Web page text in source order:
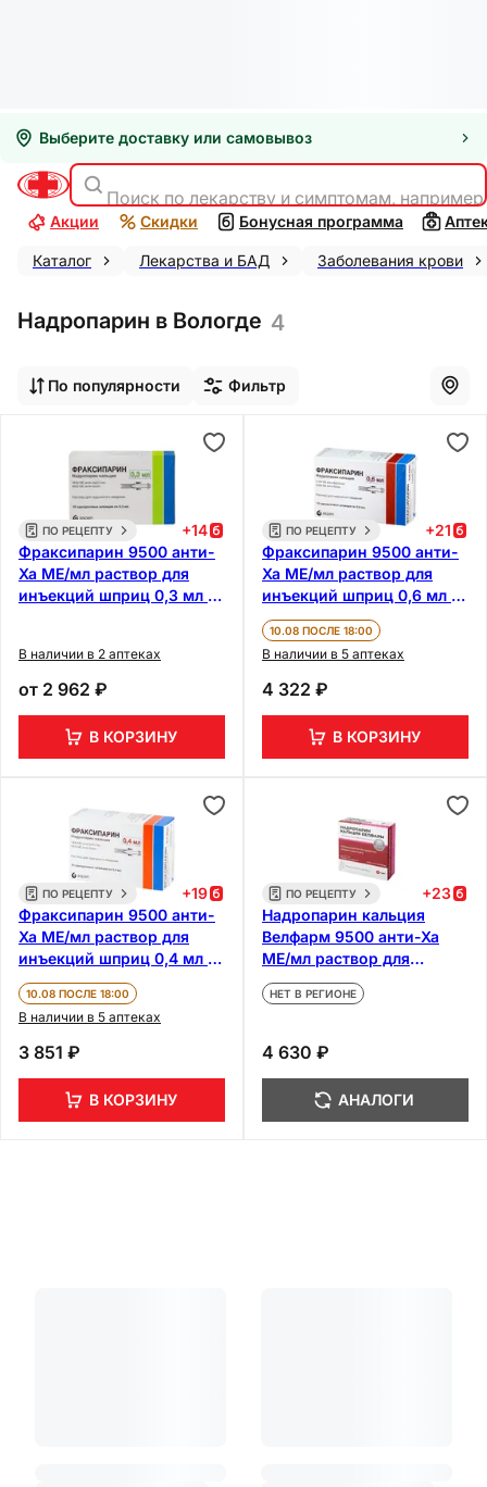
Выберите доставку или самовывоз
Поиск по лекарству и симптомам,
Акции Скидки Бонусная программа
Каталог Лекарства и БАД Заболевания крови
Надропарин в Вологде 4
По популярности Фильтр
ПО РЕЦЕПТУ +14
Фраксипарин 9500 анти-
Ха МЕ/мл раствор для
инъекций шприц 0,3 мл 10
В наличии в 2 аптеках
от 2 962 ₽
В КОРЗИНУ
ПО РЕЦЕПТУ +21
Фраксипарин 9500 анти-
Ха МЕ/мл раствор для
инъекций шприц 0,6 мл 10
шт
10.08 ПОСЛЕ 18:00
В наличии в 5 аптеках
4 322 ₽
В КОРЗИНУ
ПО РЕЦЕПТУ +19
Фраксипарин 9500 анти-
Ха МЕ/мл раствор для
инъекций шприц 0,4 мл 10
шт
10.08 ПОСЛЕ 18:00
В наличии в 5 аптеках
3 851 ₽
В КОРЗИНУ
ПО РЕЦЕПТУ +23
Надропарин кальция
Велфарм 9500 анти-Ха
МЕ/мл раствор для
инъекций 0,3 мл 10 шт
НЕТ В РЕГИОНЕ
4 630 ₽
АНАЛОГИ